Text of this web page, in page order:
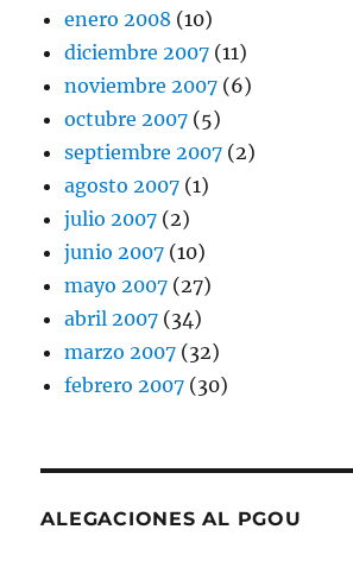
enero 2008 (10)
diciembre 2007 (11)
noviembre 2007 (6)
octubre 2007 (5)
septiembre 2007 (2)
agosto 2007 (1)
julio 2007 (2)
junio 2007 (10)
mayo 2007 (27)
abril 2007 (34)
marzo 2007 (32)
febrero 2007 (30)
ALEGACIONES AL PGOU